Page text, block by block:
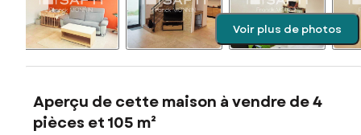
Voir plus de photos
Aperçu de cette maison à vendre de 4
pièces et 105 m²